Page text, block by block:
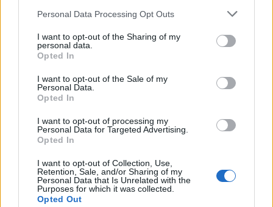
Personal Data Processing Opt Outs
I want to opt-out of the Sharing of my
personal data.
Opted In
I want to opt-out of the Sale of my
Personal Data.
Opted In
I want to opt-out of processing my
Personal Data for Targeted Advertising.
Opted In
I want to opt-out of Collection, Use,
Retention, Sale, and/or Sharing of my
Personal Data that Is Unrelated with the
Purposes for which it was collected.
Opted Out
I
O
S
A
Mais respostas de quebra-cabeças:
Cruzadinha Mini
Senha